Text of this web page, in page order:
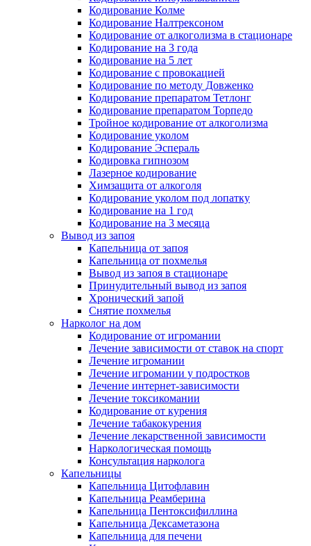
Кодирование Колме
Кодирование Налтрексоном
Кодирование от алкоголизма в стационаре
Кодирование на 3 года
Кодирование на 5 лет
Кодирование с провокацией
Кодирование по методу Довженко
Кодирование препаратом Тетлонг
Кодирование препаратом Торпедо
Тройное кодирование от алкоголизма
Кодирование уколом
Кодирование Эспераль
Кодировка гипнозом
Лазерное кодирование
Химзащита от алкоголя
Кодирование уколом под лопатку
Кодирование на 1 год
Кодирование на 3 месяца
Вывод из запоя
Капельница от запоя
Капельница от похмелья
Вывод из запоя в стационаре
Принудительный вывод из запоя
Хронический запой
Снятие похмелья
Нарколог на дом
Кодирование от игромании
Лечение зависимости от ставок на спорт
Лечение игромании
Лечение игромании у подростков
Лечение интернет-зависимости
Лечение токсикомании
Кодирование от курения
Лечение табакокурения
Лечение лекарственной зависимости
Наркологическая помощь
Консультация нарколога
Капельницы
Капельница Цитофлавин
Капельница Реамберина
Капельница Пентоксифиллина
Капельница Дексаметазона
Капельница для печени